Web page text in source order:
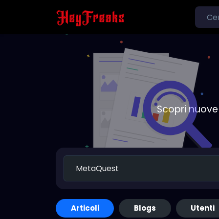
Scopri
Articoli Blogs Utenti